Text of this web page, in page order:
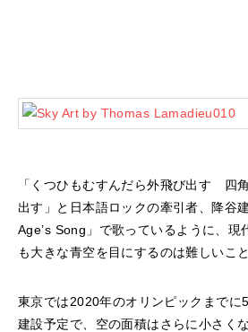
「くつひもむすんだら外飛び出す 四
出す」と日本語ロックの牽引者、降谷
Age’s Song」で歌っているように、現
も大きな青空を目にするのは難しいこと
東京では2020年のオリンピックまでに
建設予定で、空の面積はさらに小さく